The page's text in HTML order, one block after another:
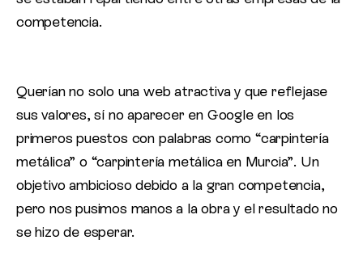
competencia.
Querían no solo una web atractiva y que reflejase
sus valores, sí no aparecer en Google en los
primeros puestos con palabras como “carpintería
metálica” o “carpintería metálica en Murcia”. Un
objetivo ambicioso debido a la gran competencia,
pero nos pusimos manos a la obra y el resultado no
se hizo de esperar.